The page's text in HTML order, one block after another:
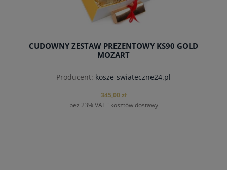
CUDOWNY ZESTAW PREZENTOWY KS90 GOLD
MOZART
Producent: kosze-swiateczne24.pl
345,00 zł
bez 23% VAT i kosztów dostawy